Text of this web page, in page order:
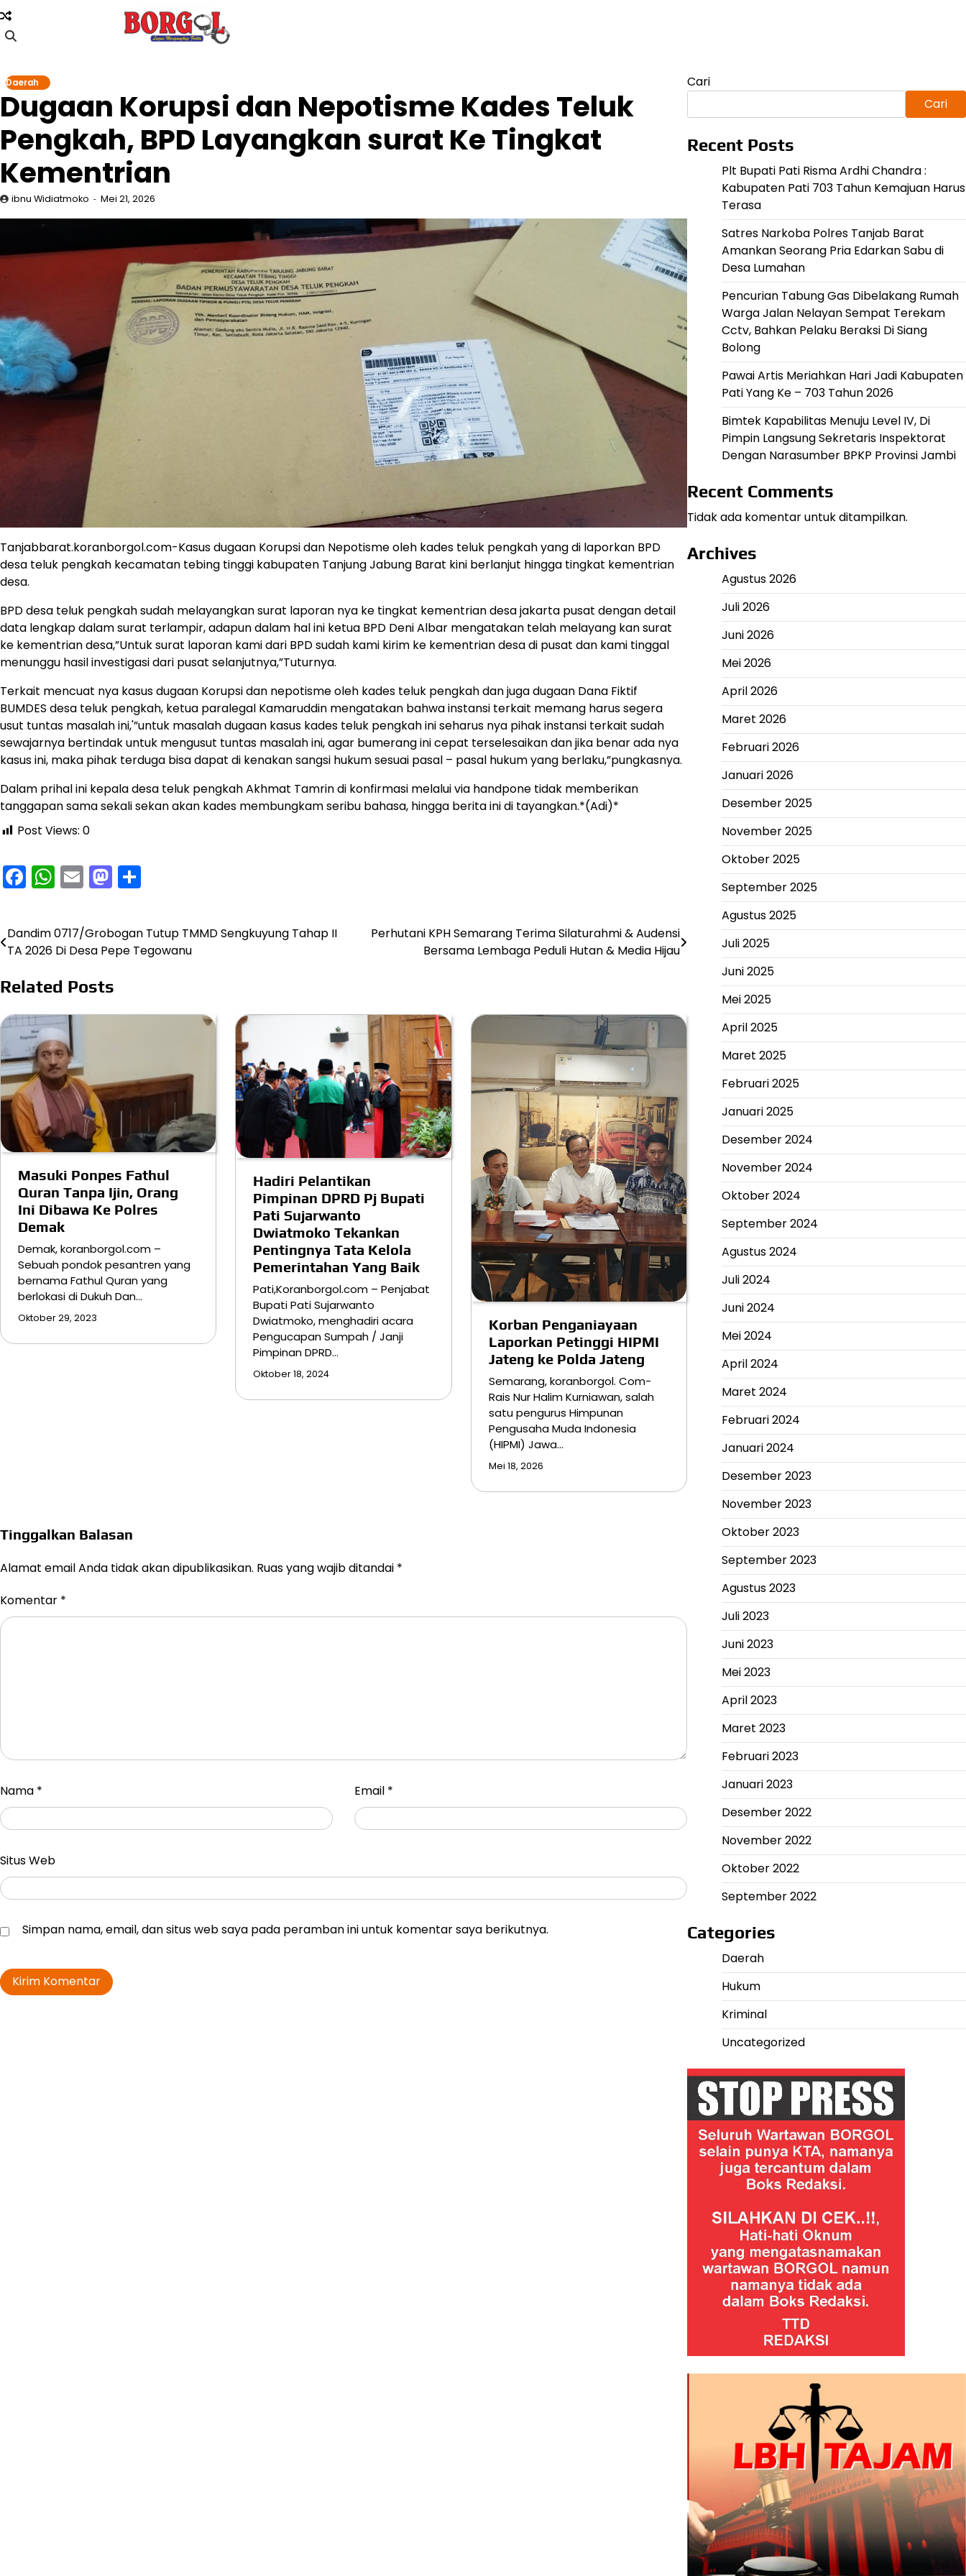
Skip
to
content
Daerah
Dugaan Korupsi dan Nepotisme Kades Teluk
Pengkah, BPD Layangkan surat Ke Tingkat
Kementrian
ibnu Widiatmoko Mei 21, 2026
Tanjabbarat.koranborgol.com-Kasus dugaan Korupsi dan Nepotisme oleh kades teluk pengkah yang di laporkan BPD
desa teluk pengkah kecamatan tebing tinggi kabupaten Tanjung Jabung Barat kini berlanjut hingga tingkat kementrian
desa.
BPD desa teluk pengkah sudah melayangkan surat laporan nya ke tingkat kementrian desa jakarta pusat dengan detail
data lengkap dalam surat terlampir, adapun dalam hal ini ketua BPD Deni Albar mengatakan telah melayang kan surat
ke kementrian desa,”Untuk surat laporan kami dari BPD sudah kami kirim ke kementrian desa di pusat dan kami tinggal
menunggu hasil investigasi dari pusat selanjutnya,”Tuturnya.
Terkait mencuat nya kasus dugaan Korupsi dan nepotisme oleh kades teluk pengkah dan juga dugaan Dana Fiktif
BUMDES desa teluk pengkah, ketua paralegal Kamaruddin mengatakan bahwa instansi terkait memang harus segera
usut tuntas masalah ini,'”untuk masalah dugaan kasus kades teluk pengkah ini seharus nya pihak instansi terkait sudah
sewajarnya bertindak untuk mengusut tuntas masalah ini, agar bumerang ini cepat terselesaikan dan jika benar ada nya
kasus ini, maka pihak terduga bisa dapat di kenakan sangsi hukum sesuai pasal – pasal hukum yang berlaku,”pungkasnya.
Dalam prihal ini kepala desa teluk pengkah Akhmat Tamrin di konfirmasi melalui via handpone tidak memberikan
tanggapan sama sekali sekan akan kades membungkam seribu bahasa, hingga berita ini di tayangkan.*(Adi)*
Post Views: 0
Facebook
WhatsApp
EmailMastodon
Navigasi
Dandim 0717/Grobogan Tutup TMMD Sengkuyung Tahap II
TA 2026 Di Desa Pepe Tegowanu
Perhutani KPH Semarang Terima Silaturahmi & Audensi
Bersama Lembaga Peduli Hutan & Media Hijau
Related Posts
Masuki Ponpes Fathul
Quran Tanpa Ijin, Orang
Ini Dibawa Ke Polres
Demak
Demak, koranborgol.com –
Sebuah pondok pesantren yang
bernama Fathul Quran yang
berlokasi di Dukuh Dan…
Oktober 29, 2023
Hadiri Pelantikan
Pimpinan DPRD Pj Bupati
Pati Sujarwanto
Dwiatmoko Tekankan
Pentingnya Tata Kelola
Pemerintahan Yang Baik
Pati,Koranborgol.com – Penjabat
Bupati Pati Sujarwanto
Dwiatmoko, menghadiri acara
Pengucapan Sumpah / Janji
Pimpinan DPRD…
Oktober 18, 2024
Korban Penganiayaan
Laporkan Petinggi HIPMI
Jateng ke Polda Jateng
Semarang, koranborgol. Com-
Rais Nur Halim Kurniawan, salah
satu pengurus Himpunan
Pengusaha Muda Indonesia
(HIPMI) Jawa…
Mei 18, 2026
Tinggalkan Balasan
Alamat email Anda tidak akan dipublikasikan. Ruas yang wajib ditandai *
Komentar *
Nama * Email *
Situs Web
Simpan nama, email, dan situs web saya pada peramban ini untuk komentar saya berikutnya.
Cari
Cari
Recent Posts
Plt Bupati Pati Risma Ardhi Chandra :
Kabupaten Pati 703 Tahun Kemajuan Harus
Terasa
Satres Narkoba Polres Tanjab Barat
Amankan Seorang Pria Edarkan Sabu di
Desa Lumahan
Pencurian Tabung Gas Dibelakang Rumah
Warga Jalan Nelayan Sempat Terekam
Cctv, Bahkan Pelaku Beraksi Di Siang
Bolong
Pawai Artis Meriahkan Hari Jadi Kabupaten
Pati Yang Ke – 703 Tahun 2026
Bimtek Kapabilitas Menuju Level IV, Di
Pimpin Langsung Sekretaris Inspektorat
Dengan Narasumber BPKP Provinsi Jambi
Recent Comments
Tidak ada komentar untuk ditampilkan.
Archives
Agustus 2026
Juli 2026
Juni 2026
Mei 2026
April 2026
Maret 2026
Februari 2026
Januari 2026
Desember 2025
November 2025
Oktober 2025
September 2025
Agustus 2025
Juli 2025
Juni 2025
Mei 2025
April 2025
Maret 2025
Februari 2025
Januari 2025
Desember 2024
November 2024
Oktober 2024
September 2024
Agustus 2024
Juli 2024
Juni 2024
Mei 2024
April 2024
Maret 2024
Februari 2024
Januari 2024
Desember 2023
November 2023
Oktober 2023
September 2023
Agustus 2023
Juli 2023
Juni 2023
Mei 2023
April 2023
Maret 2023
Februari 2023
Januari 2023
Desember 2022
November 2022
Oktober 2022
September 2022
Categories
Daerah
Hukum
Kriminal
Uncategorized